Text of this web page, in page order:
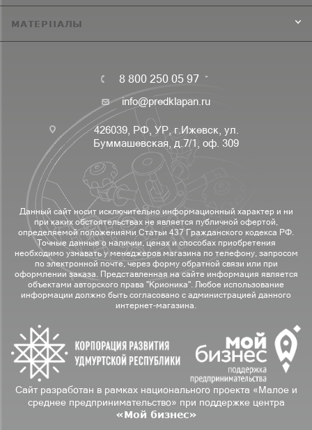
МАТЕРИАЛЫ
8 800 250 05 97
info@predklapan.ru
426039, РФ, УР, г.Ижевск, ул.
Буммашевская, д.7/1, оф. 309
Данный сайт носит исключительно информационный характер и ни
при каких обстоятельствах не является публичной офертой,
определяемой положениями Статьи 437 Гражданского кодекса РФ.
Точные данные о наличии, ценах и способах приобретения
необходимо узнавать у менеджеров магазина по телефону, запросом
по электронной почте, через форму обратной связи или при
оформлении заказа. Представленная на сайте информация является
объектами авторского права "Крионика". Любое использование
информации должно быть согласовано с администрацией данного
интернет-магазина.
Сайт разработан в рамках национального проекта «Малое и
среднее предпринимательство» при поддержке центра
«Мой бизнес»